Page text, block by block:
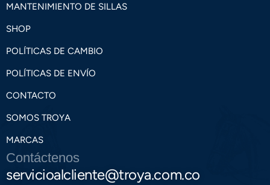
MANTENIMIENTO DE SILLAS
SHOP
POLÍTICAS DE CAMBIO
POLÍTICAS DE ENVÍO
CONTACTO
SOMOS TROYA
MARCAS
Contáctenos
servicioalcliente@troya.com.co